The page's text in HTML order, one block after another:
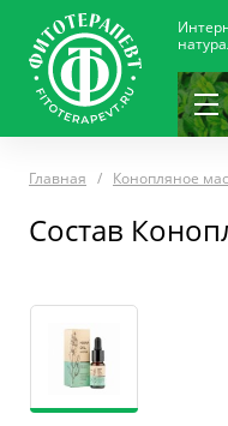
Главная Конопляное
Состав